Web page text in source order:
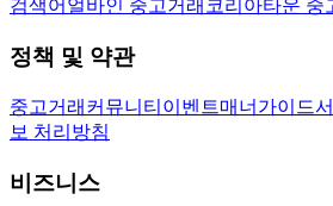
검색어 얼바인 중고거래 코리아타운 중
정책 및 약관
중고거래 커뮤니티 이벤트매너가이드
보 처리방침
비즈니스